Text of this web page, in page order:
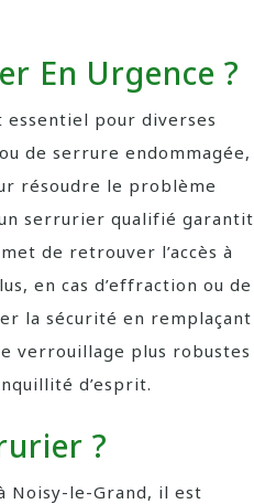
En Urgence ?
essentiel pour diverses
de serrure endommagée,
résoudre le problème
serrurier qualifié garantit
de retrouver l’accès à
en cas d’effraction ou de
la sécurité en remplaçant
verrouillage plus robustes
d’esprit.
?
Noisy-le-Grand, il est